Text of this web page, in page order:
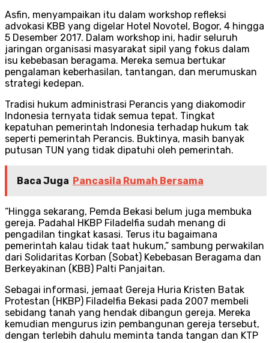
Asfin, menyampaikan itu dalam workshop refleksi
advokasi KBB yang digelar Hotel Novotel, Bogor, 4 hingga
5 Desember 2017. Dalam workshop ini, hadir seluruh
jaringan organisasi masyarakat sipil yang fokus dalam
isu kebebasan beragama. Mereka semua bertukar
pengalaman keberhasilan, tantangan, dan merumuskan
strategi kedepan.
Tradisi hukum administrasi Perancis yang diakomodir
Indonesia ternyata tidak semua tepat. Tingkat
kepatuhan pemerintah Indonesia terhadap hukum tak
seperti pemerintah Perancis. Buktinya, masih banyak
putusan TUN yang tidak dipatuhi oleh pemerintah.
Baca Juga Pancasila Rumah Bersama
“Hingga sekarang, Pemda Bekasi belum juga membuka
gereja. Padahal HKBP Filadelfia sudah menang di
pengadilan tingkat kasasi. Terus itu bagaimana
pemerintah kalau tidak taat hukum,” sambung perwakilan
dari Solidaritas Korban (Sobat) Kebebasan Beragama dan
Berkeyakinan (KBB) Palti Panjaitan.
Sebagai informasi, jemaat Gereja Huria Kristen Batak
Protestan (HKBP) Filadelfia Bekasi pada 2007 membeli
sebidang tanah yang hendak dibangun gereja. Mereka
kemudian mengurus izin pembangunan gereja tersebut,
dengan terlebih dahulu meminta tanda tangan dan KTP